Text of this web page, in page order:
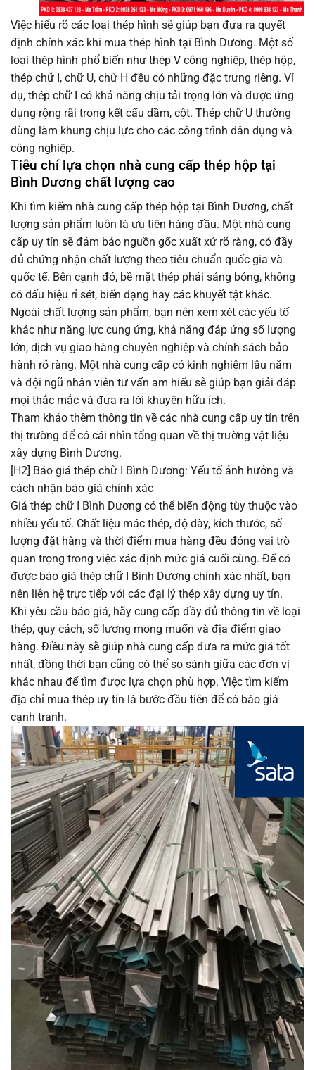
Việc hiểu rõ các loại thép hình sẽ giúp bạn đưa ra quyết
định chính xác khi mua thép hình tại Bình Dương. Một số
loại thép hình phổ biến như thép V công nghiệp, thép hộp,
thép chữ I, chữ U, chữ H đều có những đặc trưng riêng. Ví
dụ, thép chữ I có khả năng chịu tải trọng lớn và được ứng
dụng rộng rãi trong kết cấu dầm, cột. Thép chữ U thường
dùng làm khung chịu lực cho các công trình dân dụng và
công nghiệp.
Tiêu chí lựa chọn nhà cung cấp thép hộp tại
Bình Dương chất lượng cao
Khi tìm kiếm nhà cung cấp thép hộp tại Bình Dương, chất
lượng sản phẩm luôn là ưu tiên hàng đầu. Một nhà cung
cấp uy tín sẽ đảm bảo nguồn gốc xuất xứ rõ ràng, có đầy
đủ chứng nhận chất lượng theo tiêu chuẩn quốc gia và
quốc tế. Bên cạnh đó, bề mặt thép phải sáng bóng, không
có dấu hiệu rỉ sét, biến dạng hay các khuyết tật khác.
Ngoài chất lượng sản phẩm, bạn nên xem xét các yếu tố
khác như năng lực cung ứng, khả năng đáp ứng số lượng
lớn, dịch vụ giao hàng chuyên nghiệp và chính sách bảo
hành rõ ràng. Một nhà cung cấp có kinh nghiệm lâu năm
và đội ngũ nhân viên tư vấn am hiểu sẽ giúp bạn giải đáp
mọi thắc mắc và đưa ra lời khuyên hữu ích.
Tham khảo thêm thông tin về các nhà cung cấp uy tín trên
thị trường để có cái nhìn tổng quan về thị trường vật liệu
xây dựng Bình Dương.
[H2] Báo giá thép chữ I Bình Dương: Yếu tố ảnh hưởng và
cách nhận báo giá chính xác
Giá thép chữ I Bình Dương có thể biến động tùy thuộc vào
nhiều yếu tố. Chất liệu mác thép, độ dày, kích thước, số
lượng đặt hàng và thời điểm mua hàng đều đóng vai trò
quan trọng trong việc xác định mức giá cuối cùng. Để có
được báo giá thép chữ I Bình Dương chính xác nhất, bạn
nên liên hệ trực tiếp với các đại lý thép xây dựng uy tín.
Khi yêu cầu báo giá, hãy cung cấp đầy đủ thông tin về loại
thép, quy cách, số lượng mong muốn và địa điểm giao
hàng. Điều này sẽ giúp nhà cung cấp đưa ra mức giá tốt
nhất, đồng thời bạn cũng có thể so sánh giữa các đơn vị
khác nhau để tìm được lựa chọn phù hợp. Việc tìm kiếm
địa chỉ mua thép uy tín là bước đầu tiên để có báo giá
cạnh tranh.